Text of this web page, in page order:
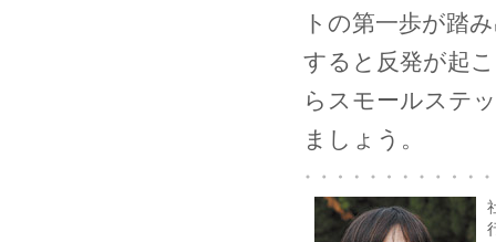
トの第一歩が踏
すると反発が起
らスモールステ
ましょう。